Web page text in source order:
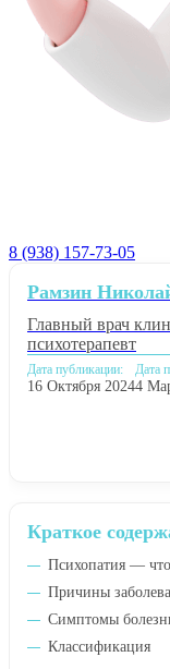
8 (938) 157-73-05
Краткое
Психопатия — что
Причины
Симптомы
Классификация
Рамзин
Главный врач
психотерапевт
Дата публикации:
16 Октября 2024
Дата
4